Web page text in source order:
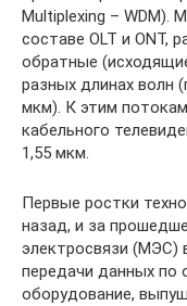
Multiplexing – WDM).
составе OLT и ONT,
обратные
разных длинах волн
мкм). К этим
кабельного
1,55 мкм.
Первые ростки
назад, и за
электросвязи (МЭС)
передачи данных по
оборудование,